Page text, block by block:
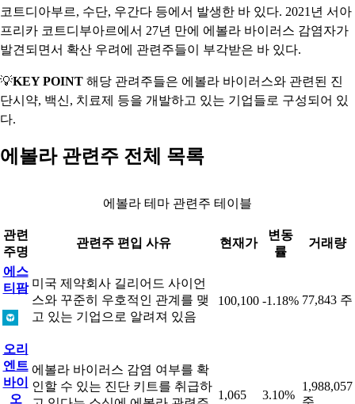
코트디아부르, 수단, 우간다 등에서 발생한 바 있다. 2021년 서아
프리카 코트디부아르에서 27년 만에 에볼라 바이러스 감염자가
발견되면서 확산 우려에 관련주들이 부각받은 바 있다.
💡KEY POINT 해당 관려주들은 에볼라 바이러스와 관련된 진
단시약, 백신, 치료제 등을 개발하고 있는 기업들로 구성되어 있
다.
에볼라 관련주 전체 목록
에볼라 테마 관련주 테이블
관련
주명
관련주 편입 사유 현재가
변동
률
거래량
에스
티팜 미국 제약회사 길리어드 사이언
스와 꾸준히 우호적인 관계를 맺
고 있는 기업으로 알려져 있음
100,100 -1.18% 77,843 주
오리
엔트
바이
오
에볼라 바이러스 감염 여부를 확
인할 수 있는 진단 키트를 취급하
1,065 3.10%
1,988,057
주